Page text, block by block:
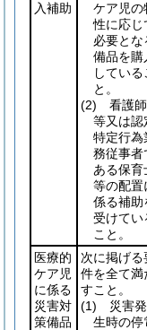
入補助
ケア児の
性に応じ
必要とな
備品を購
している
と。
(2) 看護師
等又は認
特定行為
務従事者
ある保育
等の配置
係る補助
受けてい
こと。
医療的
ケア児
に係る
災害対
策備品
次に掲げる
件を全て満
すこと。
(1) 災害発
生時の停